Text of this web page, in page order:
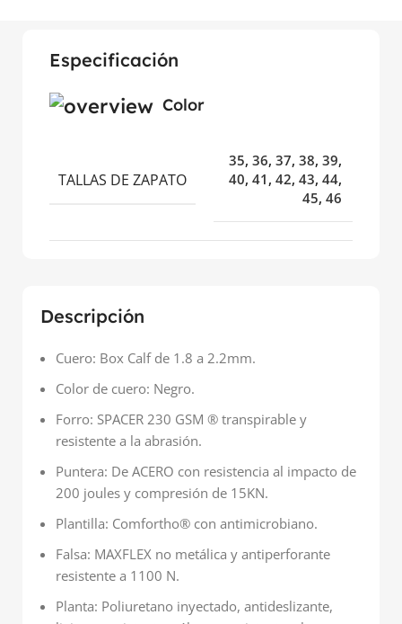
Descripción
Cuero: Box Calf de 1.8 a 2.2mm.
Color de cuero: Negro.
Forro: SPACER 230 GSM ® transpirable y
resistente a la abrasión.
Puntera: De ACERO con resistencia al impacto de
200 joules y compresión de 15KN.
Plantilla: Comfortho® con antimicrobiano.
Falsa: MAXFLEX no metálica y antiperforante
resistente a 1100 N.
Planta: Poliuretano inyectado, antideslizante,
Especificación
Color
TALLAS DE ZAPATO
35, 36, 37, 38, 39,
40, 41 , 42, 43, 44,
45, 46